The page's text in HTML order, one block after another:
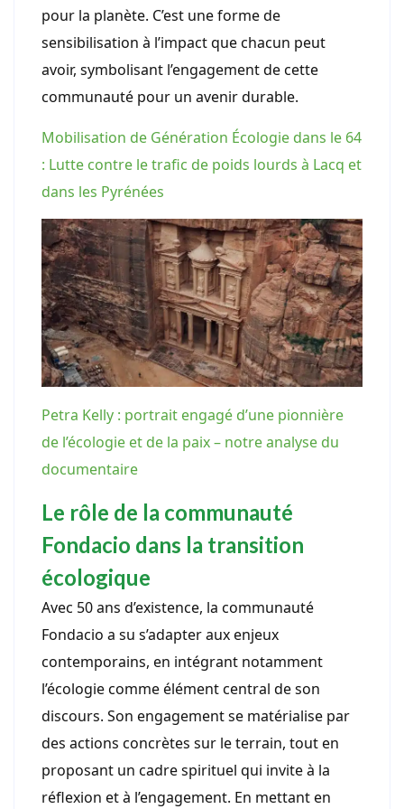
pour la planète. C’est une forme de
sensibilisation à l’impact que chacun peut
avoir, symbolisant l’engagement de cette
communauté pour un avenir durable.
Mobilisation de Génération Écologie dans le 64
: Lutte contre le trafic de poids lourds à Lacq et
dans les Pyrénées
Petra Kelly : portrait engagé d’une pionnière
de l’écologie et de la paix – notre analyse du
documentaire
Le rôle de la communauté
Fondacio dans la transition
écologique
Avec 50 ans d’existence, la communauté
Fondacio a su s’adapter aux enjeux
contemporains, en intégrant notamment
l’écologie comme élément central de son
discours. Son engagement se matérialise par
des actions concrètes sur le terrain, tout en
proposant un cadre spirituel qui invite à la
réflexion et à l’engagement. En mettant en